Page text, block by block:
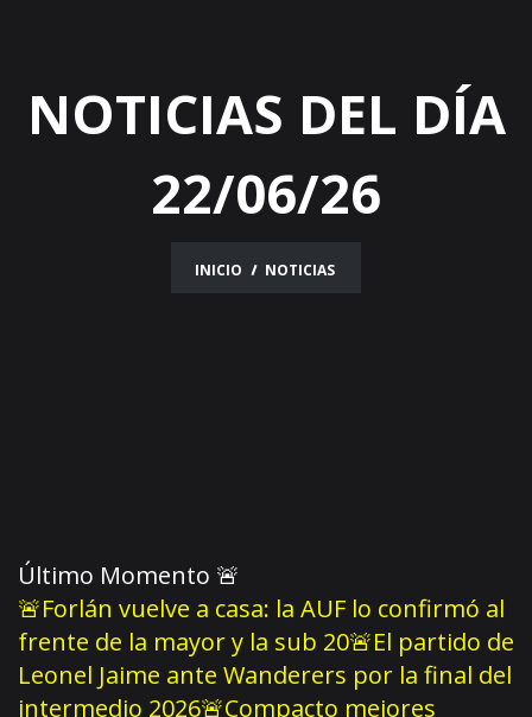
NOTICIAS DEL DÍA
22/06/26
INICIO NOTICIAS
Último Momento 🚨
🚨Forlán vuelve a casa: la AUF lo confirmó al
frente de la mayor y la sub 20🚨El partido de
Leonel Jaime ante Wanderers por la final del
intermedio 2026🚨Compacto mejores